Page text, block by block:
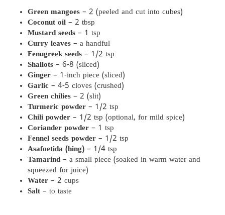
Green mangoes – 2 (peeled and cut into cubes)
Coconut oil – 2 tbsp
Mustard seeds – 1 tsp
Curry leaves – a handful
Fenugreek seeds – 1/2 tsp
Shallots – 6-8 (sliced)
Ginger – 1-inch piece (sliced)
Garlic – 4-5 cloves (crushed)
Green chilies – 2 (slit)
Turmeric powder – 1/2 tsp
Chili powder – 1/2 tsp (optional, for mild spice)
Coriander powder – 1 tsp
Fennel seeds powder – 1/2 tsp
Asafoetida (hing) – 1/4 tsp
Tamarind – a small piece (soaked in warm water and
squeezed for juice)
Water – 2 cups
Salt – to taste